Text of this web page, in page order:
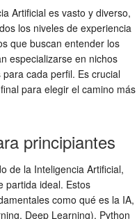
Artificial es vasto y diverso,
los niveles de experiencia
que buscan entender los
especializarse en nichos
cada perfil. Es crucial
para elegir el camino más
principiantes
de la Inteligencia Artificial,
partida ideal. Estos
como qué es la IA,
Deep Learning), Python